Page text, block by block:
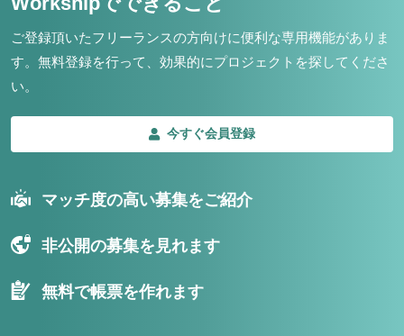
ご登録頂いたフリーランスの方向けに便利な専用機能がありま
す。 無料登録を行って、効果的にプロジェクトを探してくださ
い。
今すぐ会員登録
マッチ度の高い募集をご紹介
非公開の募集を見れます
無料で帳票を作れます